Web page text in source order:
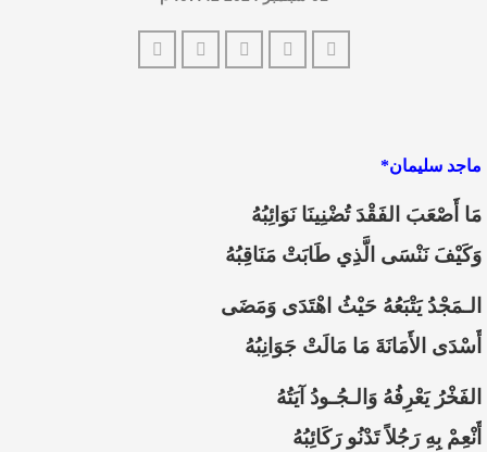
ماجد سليمان*
مَا أَصْعَبَ الفَقْدَ تُضْنِينَا نَوَائِبُهُ
وَكَيْفَ نَنْسَى الَّذِي طَابَتْ مَنَاقِبُهُ
الـمَجْدُ يَتْبَعُهُ حَيْثُ اهْتَدَى وَمَضَى
أَسْدَى الأَمَانَةَ مَا مَالَتْ جَوَانِبُهُ
الفَخْرُ يَعْرِفُهُ وَالـجُـودُ آيَتُهُ
أَنْعِمْ بِهِ رَجُلاً تَدْنُو رَكَائِبُهُ